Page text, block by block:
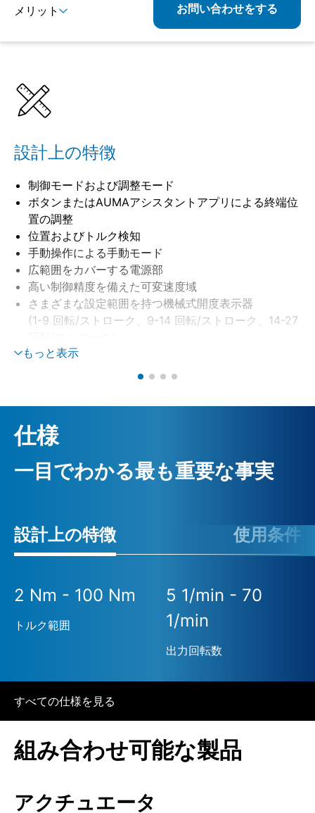
メリット
組み合わせ可能な製品
関連製品
お問い合わせをする
設計上の特徴
制御モードおよび調整モード
ボタンまたはAUMAアシスタントアプリによる終端位
置の調整
位置およびトルク検知
手動操作による手動モード
広範囲をカバーする電源部
高い制御精度を備えた可変速度域
さまざまな設定範囲を持つ機械式開度表示器
(1-9 回転/ストローク、9-14 回転/ストローク、14-27
もっと表示
仕様
一目でわかる最も重要な事実
設計上の特徴 使用条件
2 Nm - 100 Nm
トルク範囲
5 1/min - 70
1/min
出力回転数
すべての仕様を見る
組み合わせ可能な製品
アクチュエータ